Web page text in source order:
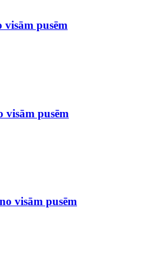
pusēm
visām pusēm
visām pusēm